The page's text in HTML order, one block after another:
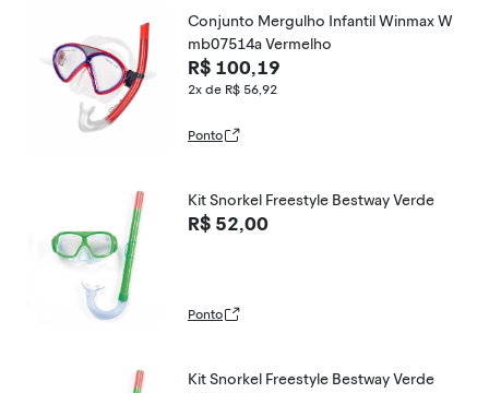
Conjunto Mergulho Infantil Winmax W
mb07514a Vermelho
R$ 100,19
2x de R$ 56,92
Ponto
Kit Snorkel Freestyle Bestway Verde
R$ 52,00
Ponto
Kit Snorkel Freestyle Bestway Verde